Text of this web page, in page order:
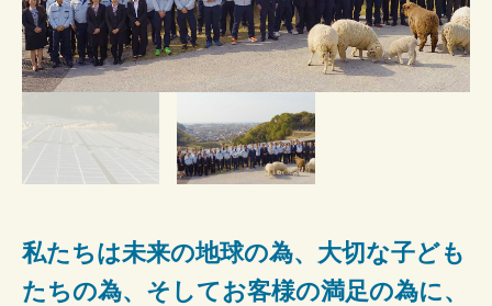
私たちは未来の地球の為、大切な子ども
たちの為、そしてお客様の満足の為に、